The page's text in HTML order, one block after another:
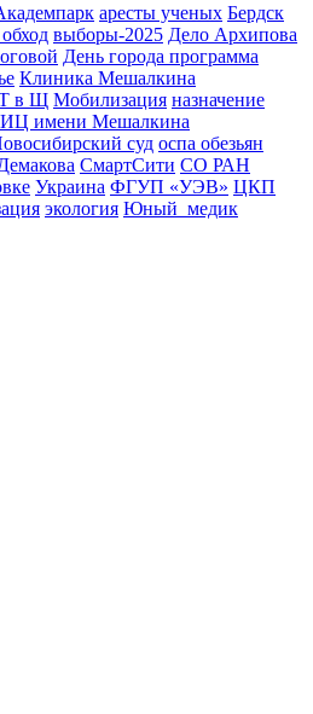
аресты ученых Бердск
выборы-2025 Дело Архипова
День города программа
Клиника Мешалкина
в Щ Мобилизация назначение
имени Мешалкина
суд оспа обезьян
СмартСити СО РАН
Украина ФГУП «УЭВ» ЦКП
экология Юный_медик